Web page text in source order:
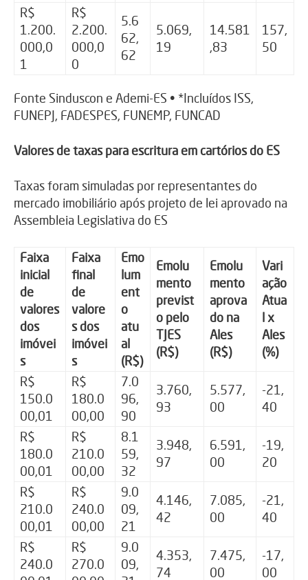
R$
1.200.
000,0
1
R$
2.200.
000,0
0
5.6
62,
62
5.069,
19
14.581
,83
157,
50
Fonte Sinduscon e Ademi-ES • *Incluídos ISS,
FUNEPJ, FADESPES, FUNEMP, FUNCAD
Valores de taxas para escritura em cartórios do ES
Taxas foram simuladas por representantes do
mercado imobiliário após projeto de lei aprovado na
Assembleia Legislativa do ES
Faixa
inicial
de
valores
dos
imóvei
s
Faixa
final
de
valore
s dos
imóvei
s
Emo
lum
ent
o
atu
al
(R$)
Emolu
mento
previst
o pelo
TJES
(R$)
Emolu
mento
aprova
do na
Ales
(R$)
Vari
ação
Atua
l x
Ales
(%)
R$
150.0
00,01
R$
180.0
00,00
7.0
96,
90
3.760,
93
5.577,
00
-21,
40
R$
180.0
00,01
R$
210.0
00,00
8.1
59,
32
3.948,
97
6.591,
00
-19,
20
R$
210.0
00,01
R$
240.0
00,00
9.0
09,
21
4.146,
42
7.085,
00
-21,
40
R$
240.0
R$
270.0
9.0
09,
4.353,
74
7.475,
00
-17,
00